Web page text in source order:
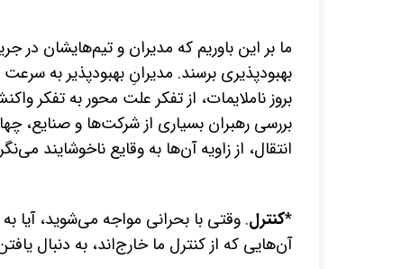
ما بر این باوریم که مدیران و تیم‌هایشان در
بهبودپذیری برسند. مدیرانِ بهبودپذیر به
بروز ناملایمات، از تفکر علت محور به تفکر
بررسی رهبران بسیاری از شرکت‌ها و صنایع،
انتقال، از زاویه آن‌ها به وقایع ناخوشایند
*کنترل. وقتی با بحرانی مواجه می‌شوید، آیا
آن‌هایی که از کنترل ما خارج‌اند، به دنبال